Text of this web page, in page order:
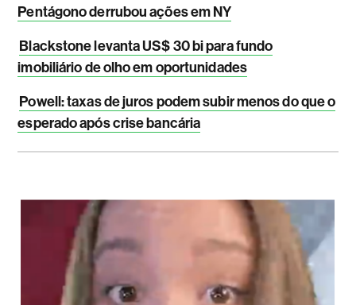
Pentágono derrubou ações em NY
Blackstone levanta US$ 30 bi para fundo
imobiliário de olho em oportunidades
Powell: taxas de juros podem subir menos do que o
esperado após crise bancária